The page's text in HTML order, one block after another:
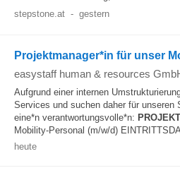
stepstone.at - gestern
Projektmanager*in für unser
easystaff human & resources
Aufgrund einer internen
Services und suchen daher für unseren
eine*n verantwortungsvolle*n:
Mobility-Personal (m/w/d)
heute